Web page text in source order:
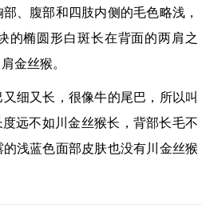
、腹部和四肢内侧的毛色略浅，
的椭圆形白斑长在背面的两肩之
金丝猴。
细又长，很像牛的尾巴，所以叫
远不如川金丝猴长，背部长毛不
浅蓝色面部皮肤也没有川金丝猴